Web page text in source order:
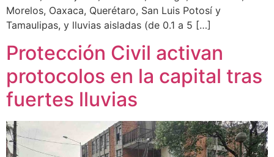
Morelos, Oaxaca, Querétaro, San Luis Potosí y
Tamaulipas, y lluvias aisladas (de 0.1 a 5 […]
Protección Civil activan
protocolos en la capital tras
fuertes lluvias